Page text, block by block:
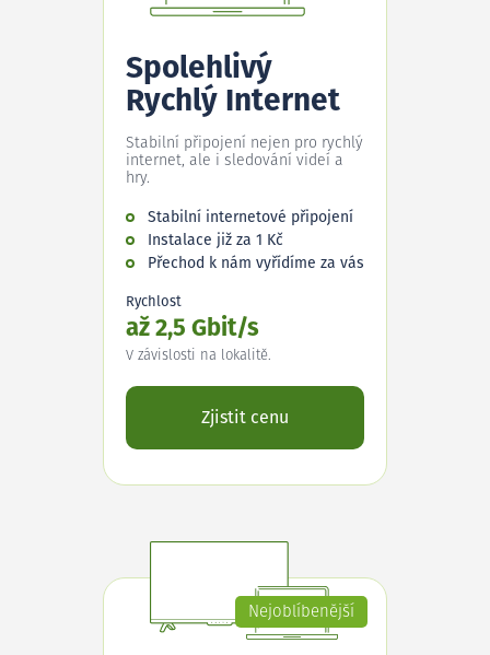
Spolehlivý
Rychlý Internet
Stabilní připojení nejen pro rychlý
internet, ale i sledování videí a
hry.
Stabilní internetové připojení
Instalace již za 1 Kč
Přechod k nám vyřídíme za vás
Rychlost
až 2,5 Gbit/s
V závislosti na lokalitě.
Zjistit cenu
Nejoblíbenější